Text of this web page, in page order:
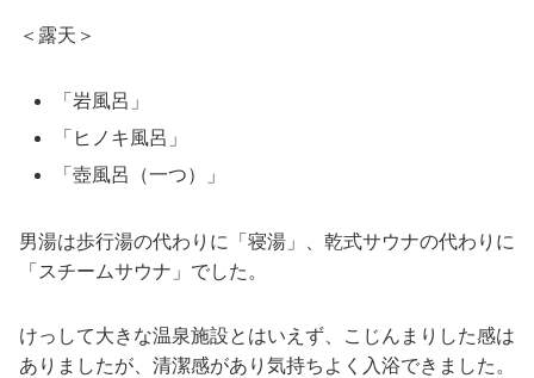
＜露天＞
「岩風呂」
「ヒノキ風呂」
「壺風呂（一つ）」
男湯は歩行湯の代わりに「寝湯」、乾式サウナの代わりに
「スチームサウナ」でした。
けっして大きな温泉施設とはいえず、こじんまりした感は
ありましたが、清潔感があり気持ちよく入浴できました。